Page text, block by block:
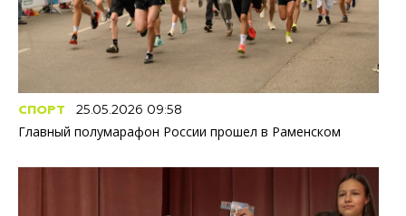
СПОРТ 25.05.2026 09:58
Главный полумарафон России прошел в Раменском